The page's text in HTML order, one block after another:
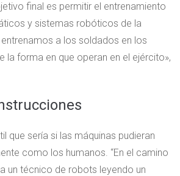
final es permitir el entrenamiento
y sistemas robóticos de la
a los soldados en los
la forma en que operan en el ejército»,
que sería si las máquinas pudieran
como los humanos. “En el camino
un técnico de robots leyendo un